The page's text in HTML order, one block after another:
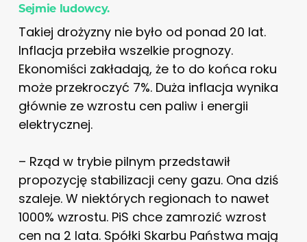
Sejmie ludowcy.
Takiej drożyzny nie było od ponad 20 lat.
Inflacja przebiła wszelkie prognozy.
Ekonomiści zakładają, że to do końca roku
może przekroczyć 7%. Duża inflacja wynika
głównie ze wzrostu cen paliw i energii
elektrycznej.
– Rząd w trybie pilnym przedstawił
propozycję stabilizacji ceny gazu. Ona dziś
szaleje. W niektórych regionach to nawet
1000% wzrostu. PiS chce zamrozić wzrost
cen na 2 lata. Spółki Skarbu Państwa mają